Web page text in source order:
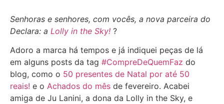
Senhoras e senhores, com vocês, a nova parceira do
Declara: a Lolly in the Sky! ?
Adoro a marca há tempos e já indiquei peças de lá
em alguns posts da tag #CompreDeQuemFaz do
blog, como o 50 presentes de Natal por até 50
reais! e o Achados do mês de fevereiro. Acabei
amiga de Ju Lanini, a dona da Lolly in the Sky, e